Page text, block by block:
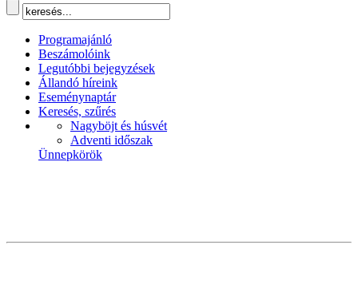
Programajánló
Beszámolóink
Legutóbbi bejegyzések
Állandó híreink
Eseménynaptár
Keresés, szűrés
Nagyböjt és húsvét
Adventi időszak
Ünnepkörök